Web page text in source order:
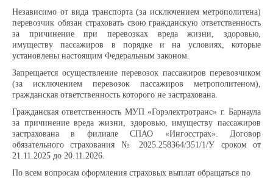
Доска почёта
Династии
Программы предприятия
Противодействие коррупции
Специальная оценка условий труда
Независимо от вида транспорта (за исключением метрополитена)
перевозчик обязан страховать свою гражданскую ответственность
за причинение при перевозках вреда жизни, здоровью,
имуществу пассажиров в порядке и на условиях, которые
установлены настоящим Федеральным законом.
Запрещается осуществление перевозок пассажиров перевозчиком
(за исключением перевозок пассажиров метрополитеном),
гражданская ответственность которого не застрахована.
Гражданская ответственность МУП «Горэлектротранс» г. Барнаула
за причинение вреда жизни, здоровью, имуществу пассажиров
застрахована в филиале СПАО «Ингосстрах». Договор
обязательного страхования № 2025.258364/351/1/У сроком от
21.11.2025 до 20.11.2026.
По всем вопросам оформления страховых выплат обращаться по